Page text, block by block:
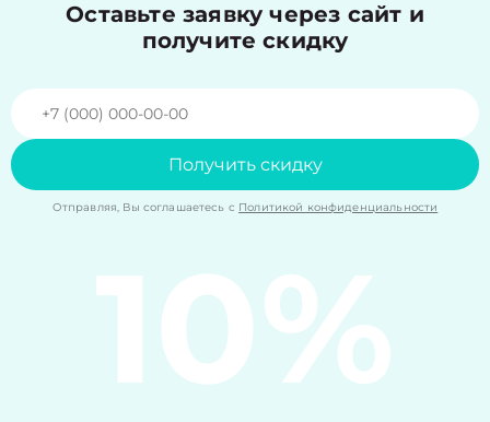
Оставьте заявку через сайт и
получите скидку
Получить скидку
Отправляя, Вы соглашаетесь с Политикой конфиденциальности
10%